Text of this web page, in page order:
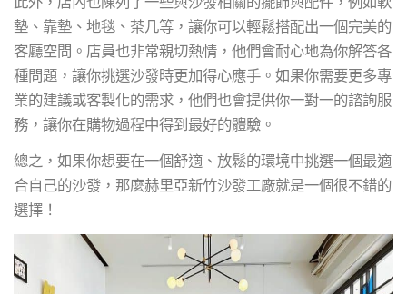
墊、靠墊、地毯、茶几等，讓你可以輕鬆搭配出一個完美的
客廳空間。店員也非常親切熱情，他們會耐心地為你解答各
種問題，讓你挑選沙發時更加得心應手。如果你需要更多專
業的建議或客製化的需求，他們也會提供你一對一的諮詢服
務，讓你在購物過程中得到最好的體驗。
總之，如果你想要在一個舒適、放鬆的環境中挑選一個最適
合自己的沙發，那麼赫里亞新竹沙發工廠就是一個很不錯的
選擇！